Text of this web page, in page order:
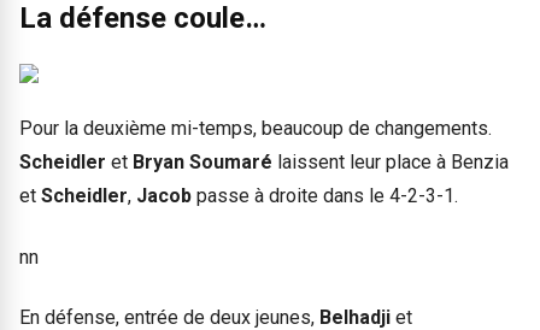
La défense coule…
Pour la deuxième mi-temps, beaucoup de changements.
Scheidler et Bryan Soumaré laissent leur place à Benzia
et Scheidler, Jacob passe à droite dans le 4-2-3-1.
nn
En défense, entrée de deux jeunes, Belhadji et